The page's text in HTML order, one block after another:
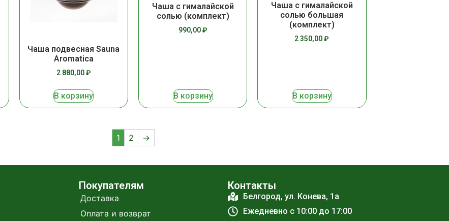
Чаша подвесная Sauna
Aromatica
2 880,00₽
В корзину
Чаша с гималайской
солью (комплект)
990,00₽
В корзину
Чаша с гималайской
солью большая
(комплект)
2 350,00₽
В корзину
1 2 →
Покупателям
Доставка
Оплата и возврат
Контакты
Белгород, ул. Конева, 1а
Ежедневно с 10:00 до 17:00